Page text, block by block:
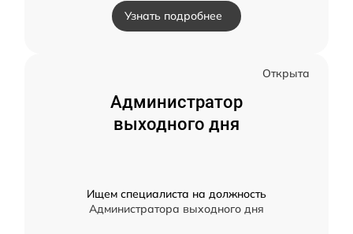
Узнать подробнее
Открыта
Администратор
выходного дня
Ищем специалиста на должность
Администратора выходного дня